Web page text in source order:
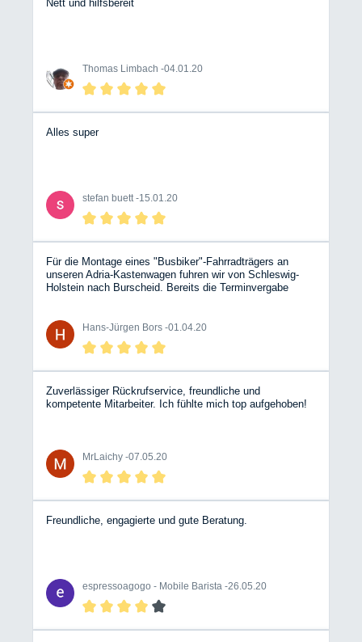
Nett und hilfsbereit
Thomas Limbach -04.01.20
Alles super
stefan buett -15.01.20
Für die Montage eines "Busbiker"-Fahrradträgers an
unseren Adria-Kastenwagen fuhren wir von Schleswig-
Holstein nach Burscheid. Bereits die Terminvergabe
unserem Womo übernachten. Das Personal am Empfang
und in der Werkstatt ist sehr freundlich und hilfsbereit.Die
Montage erfolgte im verabredeten Zeitrahmen. Schade,
Hans-Jürgen Bors -01.04.20
Zuverlässiger Rückrufservice, freundliche und
kompetente Mitarbeiter. Ich fühlte mich top aufgehoben!
MrLaichy -07.05.20
Freundliche, engagierte und gute Beratung.
espressoagogo - Mobile Barista -26.05.20